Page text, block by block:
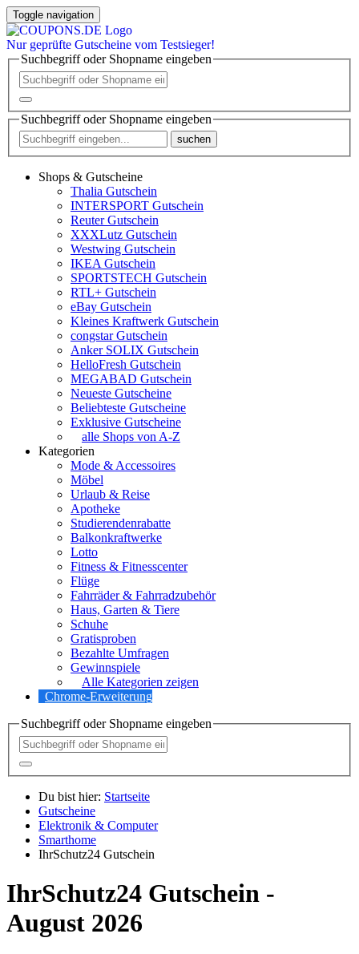
Toggle navigation
Nur geprüfte Gutscheine vom Testsieger!
Suchbegriff oder Shopname eingeben
Suchbegriff oder Shopname eingeben
suchen
Shops & Gutscheine
Thalia Gutschein
INTERSPORT Gutschein
Reuter Gutschein
XXXLutz Gutschein
Westwing Gutschein
IKEA Gutschein
SPORTSTECH Gutschein
RTL+ Gutschein
eBay Gutschein
Kleines Kraftwerk Gutschein
congstar Gutschein
Anker SOLIX Gutschein
HelloFresh Gutschein
MEGABAD Gutschein
Neueste Gutscheine
Beliebteste Gutscheine
Exklusive Gutscheine
alle Shops von A-Z
Kategorien
Mode & Accessoires
Möbel
Urlaub & Reise
Apotheke
Studierendenrabatte
Balkonkraftwerke
Lotto
Fitness & Fitnesscenter
Flüge
Fahrräder & Fahrradzubehör
Haus, Garten & Tiere
Schuhe
Gratisproben
Bezahlte Umfragen
Gewinnspiele
Alle Kategorien zeigen
Chrome-Erweiterung
Suchbegriff oder Shopname eingeben
Du bist hier: Startseite
Gutscheine
Elektronik & Computer
Smarthome
IhrSchutz24 Gutschein
IhrSchutz24 Gutschein -
August 2026